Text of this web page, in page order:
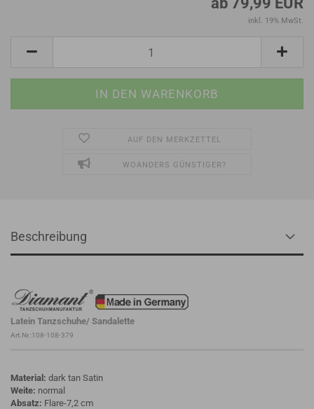
inkl. 19% MwSt.
AUF DEN MERKZETTEL
WOANDERS GÜNSTIGER?
Beschreibung
Latein Tanzschuhe/ Sandalette
Art.Nr.:108-108-379
Material: dark tan Satin
Weite: normal
Absatz: Flare-7,2 cm